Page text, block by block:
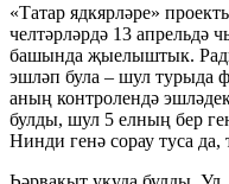
«Татар ядкярләре»
челтәрләрдә 13 апрельдә
башында җыелыштык.
эшләп була – шул турыда
аның контролендә
булды, шул 5 елның бер
Нинди генә сорау туса да,